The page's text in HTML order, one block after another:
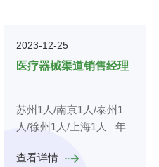
2023-12-25
医疗器械渠道销售经理
苏州1人/南京1人/泰州1
人/徐州1人/上海1人 年
理解公司渠道发展战略，
查看详情